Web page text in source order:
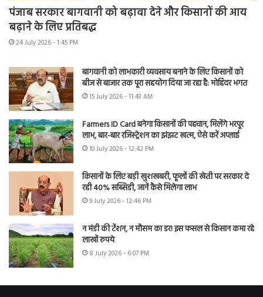
पंजाब सरकार बागवानी को बढ़ावा देने और किसानों की आय
बढ़ाने के लिए प्रतिबद्ध
24 July 2026 - 1:45 PM
बागवानी को लाभकारी व्यवसाय बनाने के लिए किसानों को
बीज से बाजार तक पूरा सहयोग दिया जा रहा है: मोहिंदर भगत
15 July 2026 - 11:43 AM
Farmers ID Card बनेगा किसानों की पहचान, मिलेंगे भरपूर
लाभ, बार-बार रजिस्ट्रेशन का झंझट खत्म, ऐसे करें अप्लाई
10 July 2026 - 12:42 PM
किसानों के लिए बड़ी खुशखबरी, फूलों की खेती पर सरकार दे
रही 40% सब्सिडी, जानें कैसे मिलेगा लाभ
9 July 2026 - 12:46 PM
न मंडी की टेंशन, न मौसम का डर! इस फसल से किसान कमा रहे
लाखों रुपये
8 July 2026 - 6:07 PM